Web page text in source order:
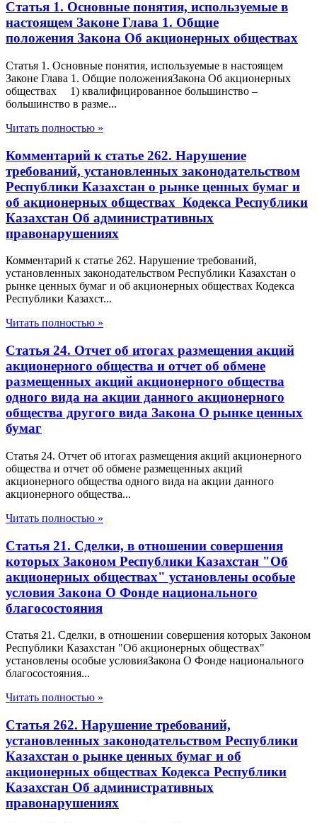
Статья 1. Основные понятия, используемые в
настоящем Законе Глава 1. Общие
положения Закона Об акционерных обществах
Статья 1. Основные понятия, используемые в настоящем
Законе Глава 1. Общие положенияЗакона Об акционерных
обществах 1) квалифицированное большинство –
большинство в разме...
Читать полностью »
Комментарий к статье 262. Нарушение
требований, установленных законодательством
Республики Казахстан о рынке ценных бумаг и
об акционерных обществах Кодекса Республики
Казахстан Об административных
правонарушениях
Комментарий к статье 262. Нарушение требований,
установленных законодательством Республики Казахстан о
рынке ценных бумаг и об акционерных обществах Кодекса
Республики Казахст...
Читать полностью »
Статья 24. Отчет об итогах размещения акций
акционерного общества и отчет об обмене
размещенных акций акционерного общества
одного вида на акции данного акционерного
общества другого вида Закона О рынке ценных
бумаг
Статья 24. Отчет об итогах размещения акций акционерного
общества и отчет об обмене размещенных акций
акционерного общества одного вида на акции данного
акционерного общества...
Читать полностью »
Статья 21. Сделки, в отношении совершения
которых Законом Республики Казахстан "Об
акционерных обществах" установлены особые
условия Закона О Фонде национального
благосостояния
Статья 21. Сделки, в отношении совершения которых Законом
Республики Казахстан "Об акционерных обществах"
установлены особые условияЗакона О Фонде национального
благосостояния...
Читать полностью »
Статья 262. Нарушение требований,
установленных законодательством Республики
Казахстан о рынке ценных бумаг и об
акционерных обществах Кодекса Республики
Казахстан Об административных
правонарушениях